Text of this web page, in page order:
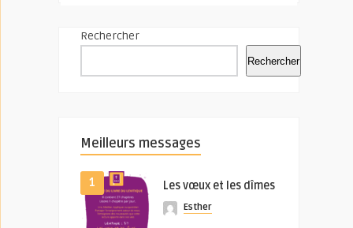
Rechercher
Rechercher
Meilleurs messages
1 Les vœux et les dîmes
Esther